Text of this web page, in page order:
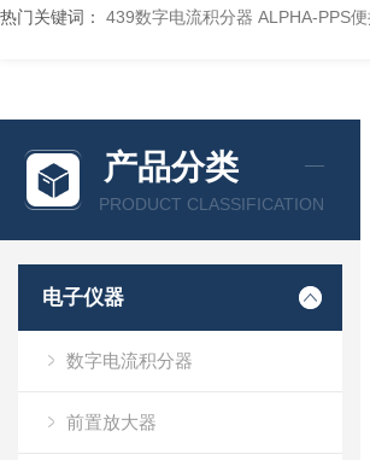
热门关键词： 439数字电流积分器 ALPHA-PPS
产品分类
PRODUCT CLASSIFICATION
电子仪器
数字电流积分器
前置放大器